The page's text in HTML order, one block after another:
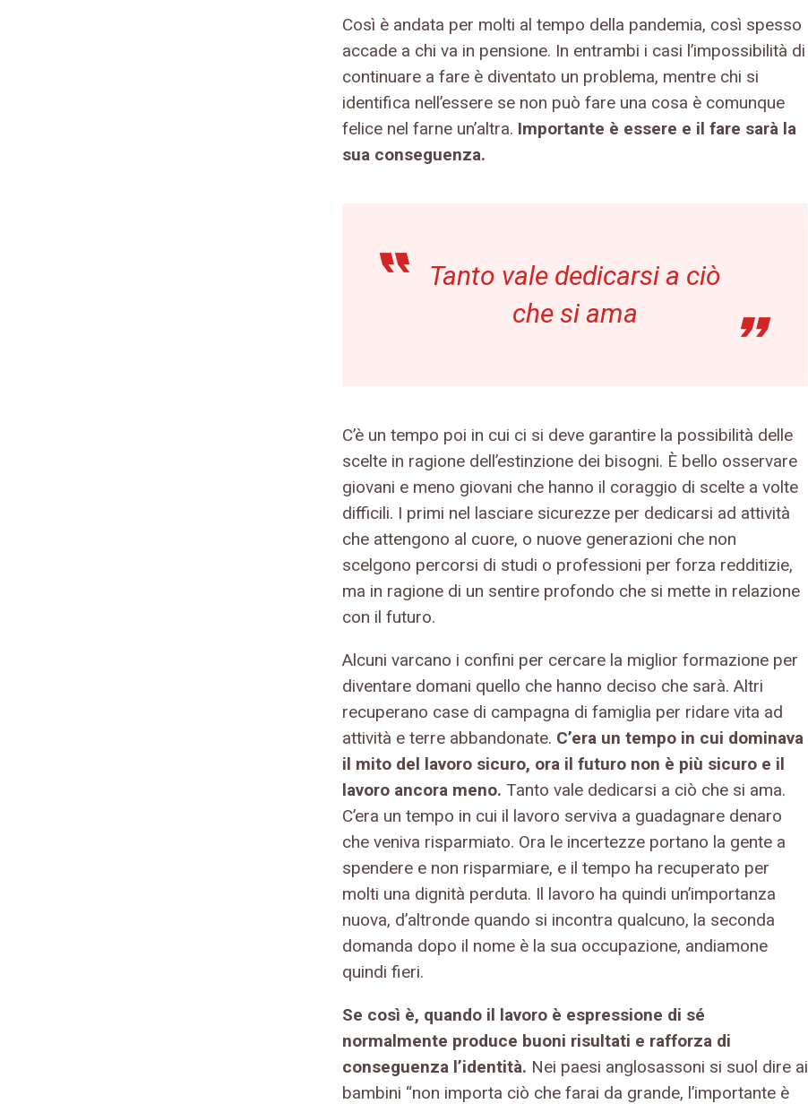
Così è andata per molti al tempo della pandemia, così spesso
accade a chi va in pensione. In entrambi i casi l’impossibilità di
continuare a fare è diventato un problema, mentre chi si
identifica nell’essere se non può fare una cosa è comunque
felice nel farne un’altra. Importante è essere e il fare sarà la
sua conseguenza.
Tanto vale dedicarsi a ciò
che si ama
C’è un tempo poi in cui ci si deve garantire la possibilità delle
scelte in ragione dell’estinzione dei bisogni. È bello osservare
giovani e meno giovani che hanno il coraggio di scelte a volte
difficili. I primi nel lasciare sicurezze per dedicarsi ad attività
che attengono al cuore, o nuove generazioni che non
scelgono percorsi di studi o professioni per forza redditizie,
ma in ragione di un sentire profondo che si mette in relazione
con il futuro.
Alcuni varcano i confini per cercare la miglior formazione per
diventare domani quello che hanno deciso che sarà. Altri
recuperano case di campagna di famiglia per ridare vita ad
attività e terre abbandonate. C’era un tempo in cui dominava
il mito del lavoro sicuro, ora il futuro non è più sicuro e il
lavoro ancora meno. Tanto vale dedicarsi a ciò che si ama.
C’era un tempo in cui il lavoro serviva a guadagnare denaro
che veniva risparmiato. Ora le incertezze portano la gente a
spendere e non risparmiare, e il tempo ha recuperato per
molti una dignità perduta. Il lavoro ha quindi un’importanza
nuova, d’altronde quando si incontra qualcuno, la seconda
domanda dopo il nome è la sua occupazione, andiamone
quindi fieri.
Se così è, quando il lavoro è espressione di sé
normalmente produce buoni risultati e rafforza di
conseguenza l’identità. Nei paesi anglosassoni si suol dire ai
bambini “non importa ciò che farai da grande, l’importante è